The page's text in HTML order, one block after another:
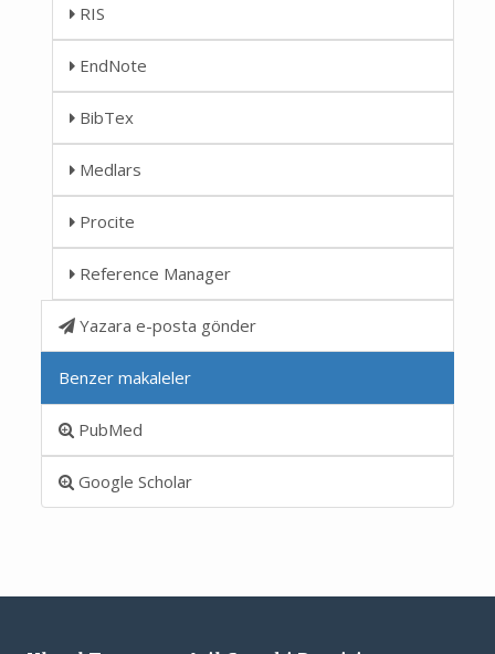
RIS
EndNote
BibTex
Medlars
Procite
Reference Manager
Yazara e-posta gönder
Benzer makaleler
PubMed
Google Scholar